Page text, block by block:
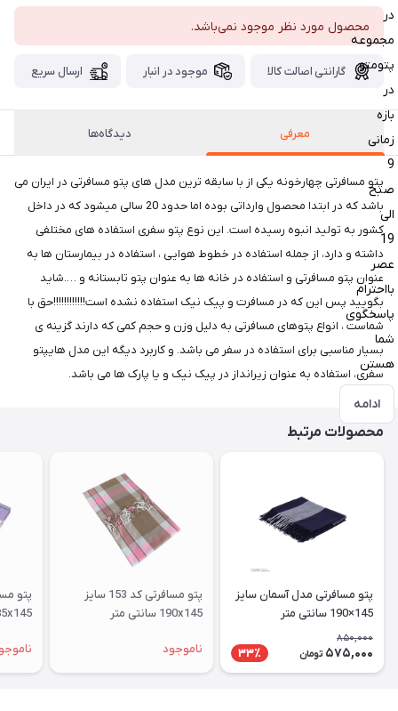
در
مجموعه
پتومتو
در
بازه
زمانی
9
صبح
الی
19
عصر
بااحترام
پاسخگوی
شما
هستن
ادامه
محصول مورد نظر موجود نمی‌باشد.
گارانتی اصالت کالا موجود در انبار ارسال سریع
معرفی دیدگاه‌ها
پتو مسافرتی چهارخونه یکی از با سابقه ترین مدل های پتو مسافرتی در ایران می
باشد که در ابتدا محصول وارداتی بوده اما حدود 20 سالی میشود که در داخل
کشور به تولید انبوه رسیده است. این نوع پتو سفری استفاده های مختلفی
داشته و دارد، از جمله استفاده در خطوط هوایی ، استفاده در بیمارستان ها به
عنوان پتو مسافرتی و استفاده در خانه ها به عنوان پتو تابستانه و ….شاید
بگویید پس این که در مسافرت و پیک نیک استفاده نشده است!!!!!!!!!!!!حق با
شماست ، انواع پتوهای مسافرتی به دلیل وزن و حجم کمی که دارند گزینه ی
بسیار مناسبی برای استفاده در سفر می باشد. و کاربرد دیگه این مدل هایپتو
سفری، استفاده به عنوان زیرانداز در پیک نیک و یا پارک ها می باشد.
محصولات مرتبط
پتو مسافرتی مدل آسمان سایز
145×190 سانتی متر
850,000
575,000 تومان 33٪
پتو مسافرتی کد 153 سایز
190x145 سانتی متر
ناموجود
185x145 سانتی متر